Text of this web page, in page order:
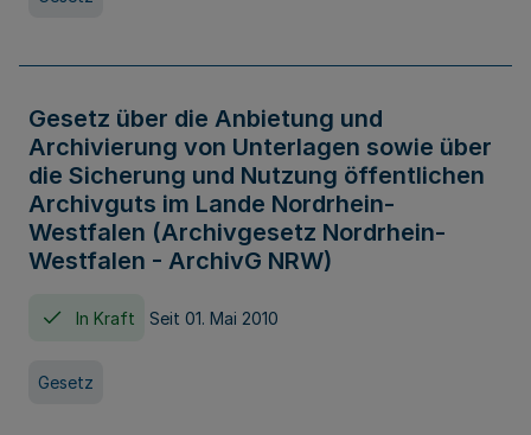
Gesetz über die Anbietung und
Archivierung von Unterlagen sowie über
die Sicherung und Nutzung öffentlichen
Archivguts im Lande Nordrhein-
Westfalen (Archivgesetz Nordrhein-
Westfalen - ArchivG NRW)
In Kraft Seit 01. Mai 2010
Gesetz